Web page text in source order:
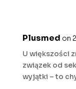
Plusmed on
U większości
związek od
wyjątki – to